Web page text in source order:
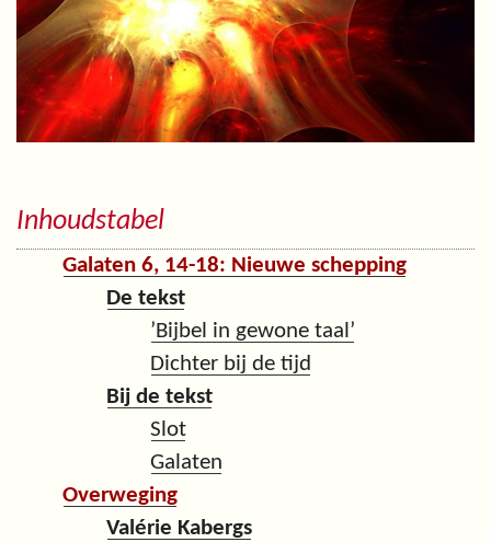
Inhoudstabel
Galaten 6, 14-18: Nieuwe schepping
De tekst
’Bijbel in gewone taal’
Dichter bij de tijd
Bij de tekst
Slot
Galaten
Overweging
Valérie Kabergs